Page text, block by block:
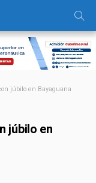
júbilo en Bayaguana
júbilo en